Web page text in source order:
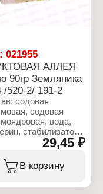
021955
АЛЛЕЯ
90гр Земляника
/520-2/ 191-2
содовая
содовая
вода,
стабилизатор,
отдушка
земляники),
натрия, диоксид
(CI 77891),
29,45 ₽
В корзину